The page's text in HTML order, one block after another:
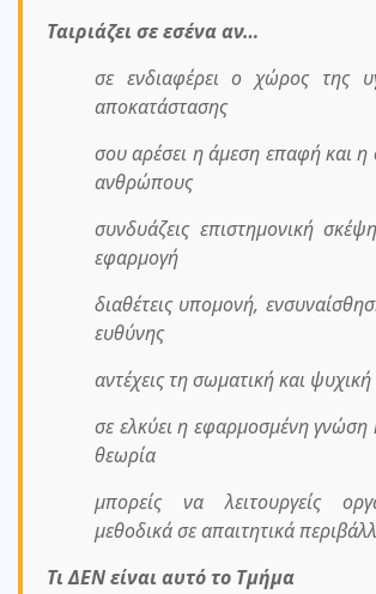
Ταιριάζει σε εσένα αν…
σε ενδιαφέρει ο χώρος της
αποκατάστασης
σου αρέσει η άμεση επαφή και η
ανθρώπους
συνδυάζεις επιστημονική
εφαρμογή
διαθέτεις υπομονή,
ευθύνης
αντέχεις τη σωματική και
σε ελκύει η εφαρμοσμένη γνώση
θεωρία
μπορείς να λειτουργείς
μεθοδικά σε απαιτητικά
Τι ΔΕΝ είναι αυτό το Τμήμα